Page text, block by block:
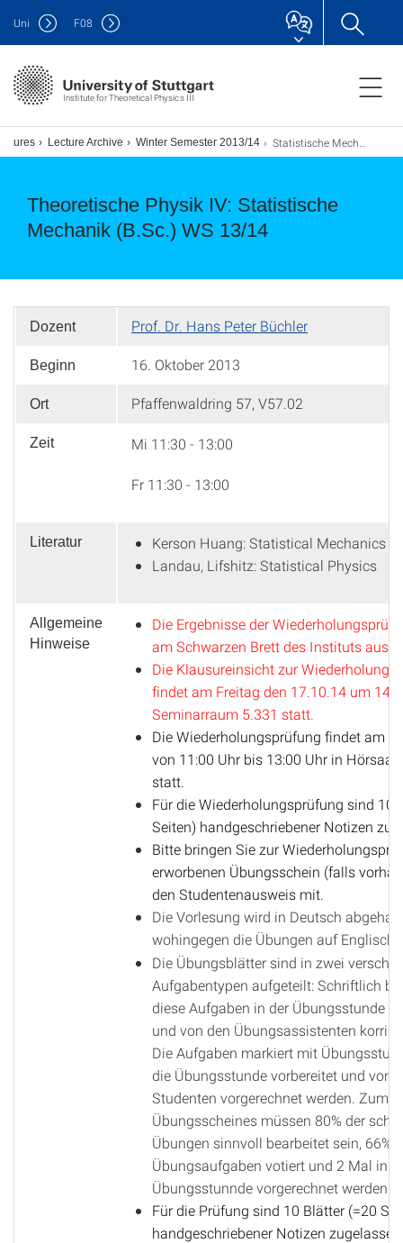
Institute for Theoretical Physics III
Uni F08
Lecture Archive Winter Semester 2013/14 Statistische Mechanik [B.Sc.]
Theoretische Physik IV: Statistische
Mechanik (B.Sc.) WS 13/14
Dozent Prof. Dr. Hans Peter Büchler
Beginn 16. Oktober 2013
Ort Pfaffenwaldring 57, V57.02
Zeit Mi 11:30 - 13:00
Fr 11:30 - 13:00
Literatur
Kerson Huang: Statistical Mechanics
Landau, Lifshitz: Statistical Physics
Allgemeine
Hinweise
Die Ergebnisse der
am Schwarzen Brett des Instituts aus.
Die Klausureinsicht zur
findet am Freitag den 17.10.14 um
Seminarraum 5.331 statt.
Die Wiederholungsprüfung findet am
von 11:00 Uhr bis 13:00 Uhr in Hörsaal
statt.
Für die Wiederholungsprüfung sind 10
Seiten) handgeschriebener Notizen
Bitte bringen Sie zur
erworbenen Übungsschein (falls
den Studentenausweis mit.
Die Vorlesung wird in Deutsch
wohingegen die Übungen auf Englisch
Die Übungsblätter sind in zwei
Aufgabentypen aufgeteilt: Schriftlich
diese Aufgaben in der Übungsstunde
und von den Übungsassistenten
Die Aufgaben markiert mit
die Übungsstunde vorbereitet und von
Studenten vorgerechnet werden. Zum
Übungsscheines müssen 80% der
Übungen sinnvoll bearbeitet sein, 66%
Übungsaufgaben votiert und 2 Mal in
Übungsstunnde vorgerechnet werden.
Für die Prüfung sind 10 Blätter (=20
handgeschriebener Notizen